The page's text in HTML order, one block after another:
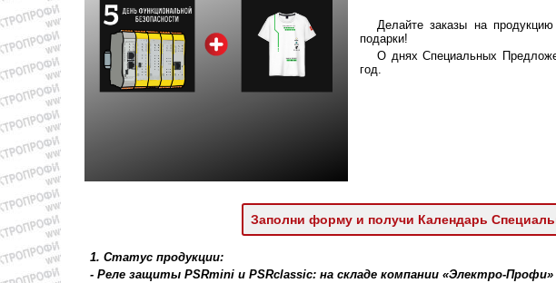
Делайте заказы на
подарки!
О днях Специальных
год.
Заполни форму и получи Календарь
1. Статус продукции:
- Реле защиты PSRmini и PSRclassic: на складе компании «Электро-Профи»